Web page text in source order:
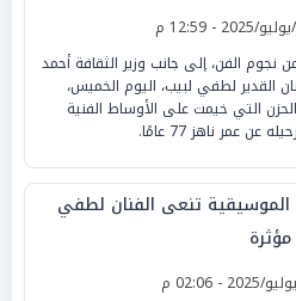
نجوم الفن، إلى جانب وزير الثقافة أحمد
القدير لطفي لبيب، اليوم الخميس،
التي خيمت على الأوساط الفنية
عن عمر ناهز 77 عامًا.
الموسيقية تنعى الفنان لطفي